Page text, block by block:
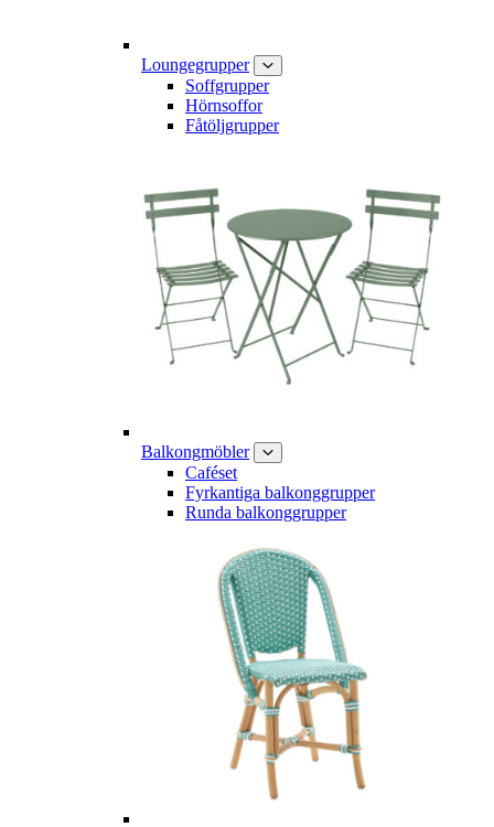
Loungegrupper
Soffgrupper
Hörnsoffor
Fåtöljgrupper
Balkongmöbler
Caféset
Fyrkantiga balkonggrupper
Runda balkonggrupper